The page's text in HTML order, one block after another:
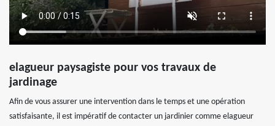
elagueur paysagiste pour vos travaux de
jardinage
Afin de vous assurer une intervention dans le temps et une opération
satisfaisante, il est impératif de contacter un jardinier comme elagueur